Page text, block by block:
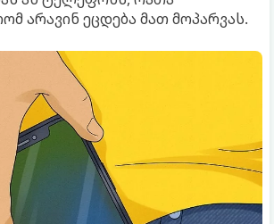
არავინ ეცდება მათ მოპარვას.